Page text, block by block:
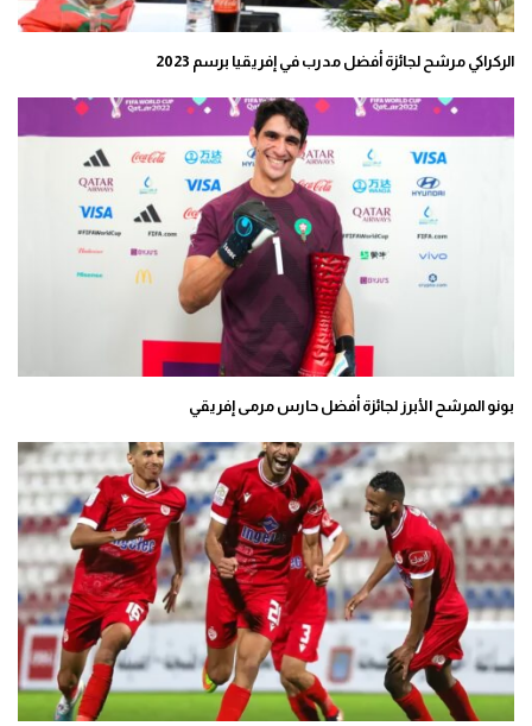
الركراكي مرشح لجائزة أفضل مدرب في إفريقيا برسم 2023
بونو المرشح الأبرز لجائزة أفضل حارس مرمى إفريقي